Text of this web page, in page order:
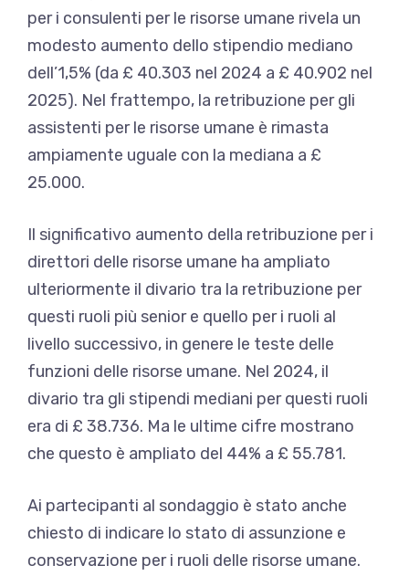
per i consulenti per le risorse umane rivela un
modesto aumento dello stipendio mediano
dell’1,5% (da £ 40.303 nel 2024 a £ 40.902 nel
2025). Nel frattempo, la retribuzione per gli
assistenti per le risorse umane è rimasta
ampiamente uguale con la mediana a £
25.000.
Il significativo aumento della retribuzione per i
direttori delle risorse umane ha ampliato
ulteriormente il divario tra la retribuzione per
questi ruoli più senior e quello per i ruoli al
livello successivo, in genere le teste delle
funzioni delle risorse umane. Nel 2024, il
divario tra gli stipendi mediani per questi ruoli
era di £ 38.736. Ma le ultime cifre mostrano
che questo è ampliato del 44% a £ 55.781.
Ai partecipanti al sondaggio è stato anche
chiesto di indicare lo stato di assunzione e
conservazione per i ruoli delle risorse umane.